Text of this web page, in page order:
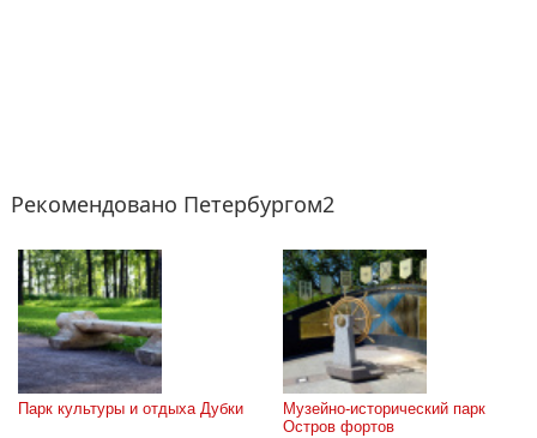
Рекомендовано Петербургом2
Парк культуры и отдыха Дубки
Музейно-исторический парк
Остров фортов